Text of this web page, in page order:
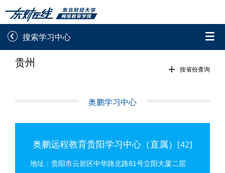

 搜索学习中心
录取通知书查询
信息确认及测试
贵州
 按省份查询
奥鹏学习中心
奥鹏远程教育贵阳学习中心（直属）[42]
地址：贵阳市云岩区中华路北路81号立阳大厦二层